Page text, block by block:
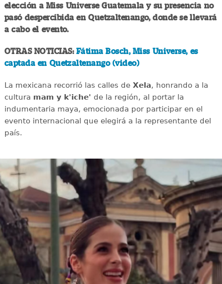
elección a Miss Universe Guatemala y su presencia no
pasó despercibida en Quetzaltenango, donde se llevará
a cabo el evento.
OTRAS NOTICIAS: Fátima Bosch, Miss Universe, es
captada en Quetzaltenango (video)
La mexicana recorrió las calles deXela, honrando a la
cultura mam y k'iche' de la región, al portar la
indumentaria maya, emocionada por participar en el
evento internacional que elegirá a la representante del
país.